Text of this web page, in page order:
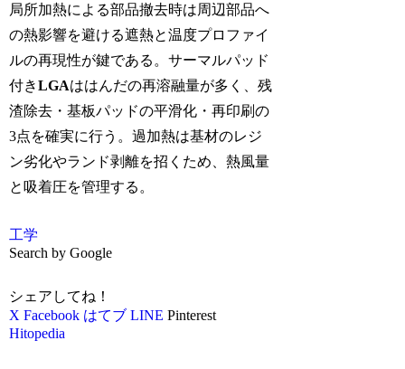
局所加熱による部品撤去時は周辺部品へ
の熱影響を避ける遮熱と温度プロファイ
ルの再現性が鍵である。サーマルパッド
付きLGAははんだの再溶融量が多く、残
渣除去・基板パッドの平滑化・再印刷の
3点を確実に行う。過加熱は基材のレジ
ン劣化やランド剥離を招くため、熱風量
と吸着圧を管理する。
工学
Search by Google
シェアしてね！
X Facebook はてブ LINE Pinterest
Hitopedia